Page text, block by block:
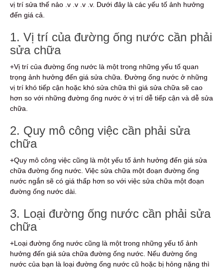
vị trí sửa thế nảo .v .v .v .v. Dưới đây là các yếu tố ảnh hưởng
đến giá cả.
1. Vị trí của đường ống nước cần phải
sửa chữa
+Vị trí của đường ống nước là một trong những yếu tố quan
trọng ảnh hưởng đến giá sửa chữa. Đường ống nước ở những
vị trí khó tiếp cận hoặc khó sửa chữa thì giá sửa chữa sẽ cao
hơn so với những đường ống nước ở vị trí dễ tiếp cận và dễ sửa
chữa.
2. Quy mô công việc cần phải sửa
chữa
+Quy mô công việc cũng là một yếu tố ảnh hưởng đến giá sửa
chữa đường ống nước. Việc sửa chữa một đoạn đường ống
nước ngắn sẽ có giá thấp hơn so với việc sửa chữa một đoạn
đường ống nước dài.
3. Loại đường ống nước cần phải sửa
chữa
+Loại đường ống nước cũng là một trong những yếu tố ảnh
hưởng đến giá sửa chữa đường ống nước. Nếu đường ống
nước của bạn là loại đường ống nước cũ hoặc bị hỏng nặng thì